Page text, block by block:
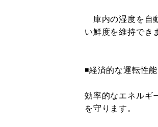
庫内の湿度を自
い鮮度を維持でき
◾️経済的な運転性能
効率的なエネルギ
を守ります。